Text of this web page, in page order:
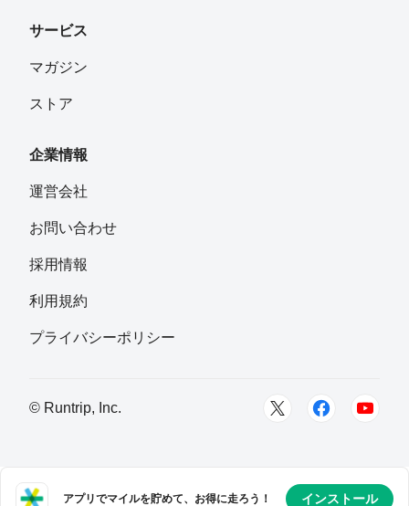
サービス
マガジン
ストア
企業情報
運営会社
お問い合わせ
採用情報
利用規約
プライバシーポリシー
© Runtrip, Inc.
アプリでマイルを貯めて、お得に走ろう！ インストール